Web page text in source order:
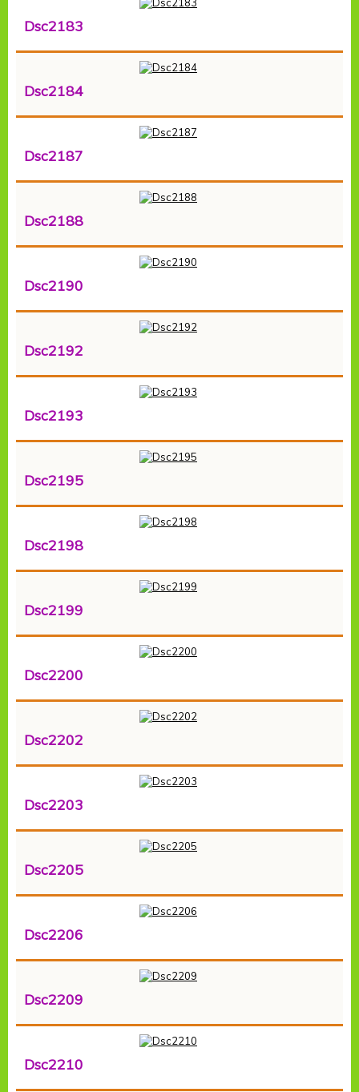
Dsc2183
Dsc2184
Dsc2187
Dsc2188
Dsc2190
Dsc2192
Dsc2193
Dsc2195
Dsc2198
Dsc2199
Dsc2200
Dsc2202
Dsc2203
Dsc2205
Dsc2206
Dsc2209
Dsc2210